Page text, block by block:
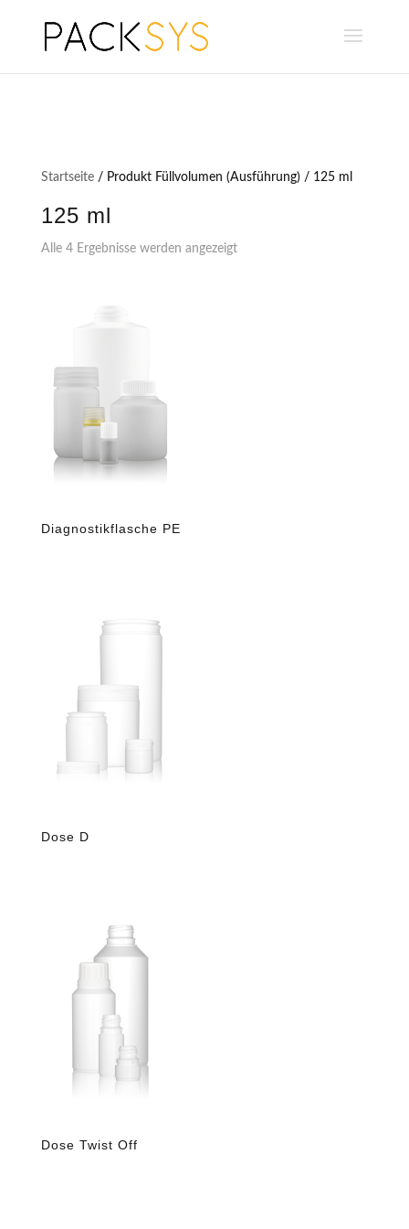
Startseite/ Produkt Füllvolumen (Ausführung) / 125 ml
125 ml
Alle 4 Ergebnisse werden angezeigt
Diagnostikflasche PE
Dose D
Dose Twist Off